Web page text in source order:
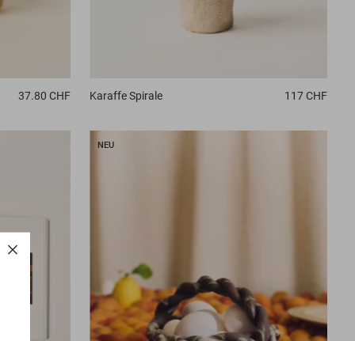
37.80 CHF Karaffe Spirale 117 CHF
NEU